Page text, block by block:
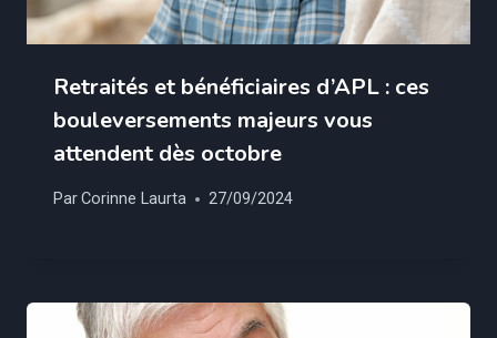
Retraités et bénéficiaires d’APL : ces
bouleversements majeurs vous
attendent dès octobre
ParCorinne Laurta 27/09/2024